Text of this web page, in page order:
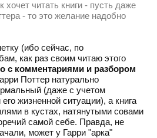
читать книги - пусть даже
- то это желание надобно
(ибо сейчас, по
как раз своим читаю этого
с комментариями и разбором
Поттер натурально
(даже с учетом
жизненной ситуации), а книга
в кустах, натянутыми совами
самой себе. Правда, не
может у Гарри "арка"